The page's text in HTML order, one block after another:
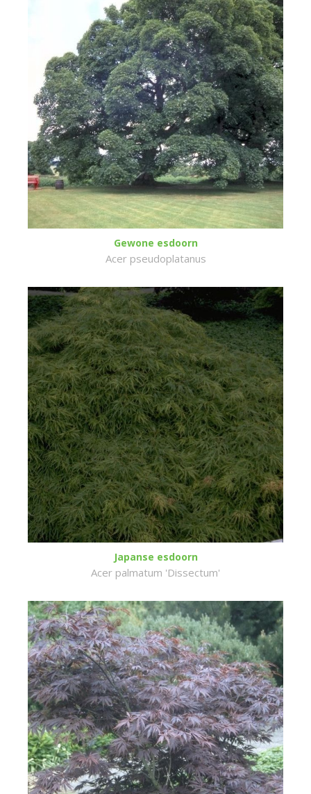
Gewone esdoorn
Acer pseudoplatanus
Japanse esdoorn
Acer palmatum 'Dissectum'